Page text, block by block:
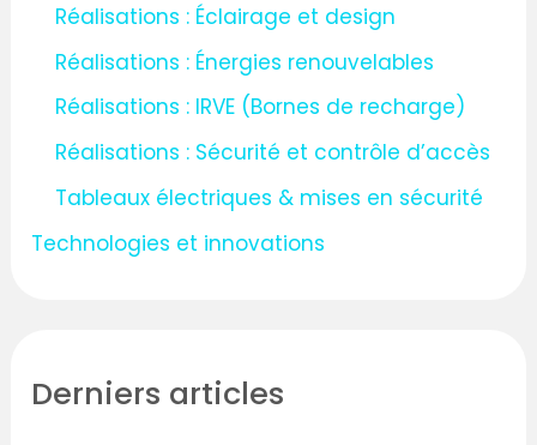
Réalisations : Éclairage et design
Réalisations : Énergies renouvelables
Réalisations : IRVE (Bornes de recharge)
Réalisations : Sécurité et contrôle d’accès
Tableaux électriques & mises en sécurité
Technologies et innovations
Derniers articles